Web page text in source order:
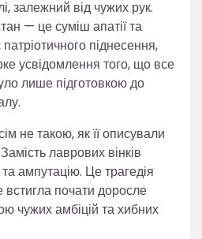
залежний від чужих рук.
— це суміш апатії та
піднесення,
усвідомлення того, що все
лише підготовкою до
не такою, як її описували
лаврових вінків
ампутацію. Це трагедія
встигла почати доросле
чужих амбіцій та хибних